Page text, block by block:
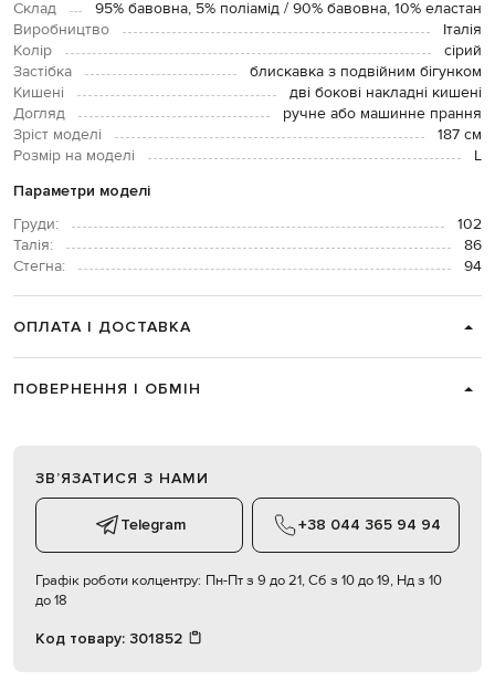
Склад
95% бавовна, 5% поліамід / 90% бавовна, 10% еластан
Виробництво
Італія
Колір
сірий
Застібка
блискавка з подвійним бігунком
Кишені
дві бокові накладні кишені
Догляд
ручне або машинне прання
Зріст моделі
187 см
Розмір на моделі
L
Параметри моделі
Груди:
102
Талія:
86
Стегна:
94
ОПЛАТА І ДОСТАВКА
ПОВЕРНЕННЯ І ОБМІН
ЗВʼЯЗАТИСЯ З НАМИ
Telegram +38 044 365 94 94
Графік роботи колцентру: Пн-Пт з 9 до 21, Сб з 10 до 19, Нд з 10
до 18
Код товару: 301852